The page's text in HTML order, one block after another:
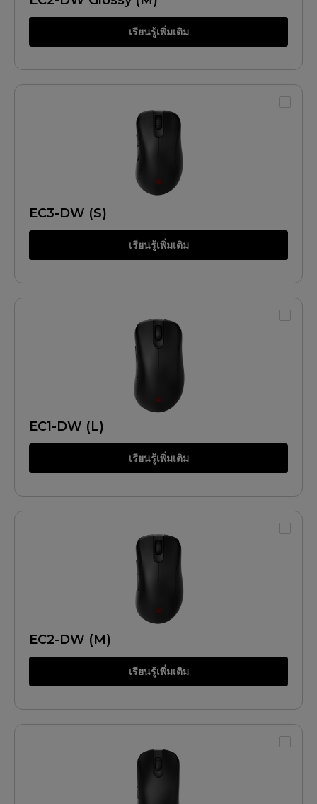
เรียนรู้เพิ่มเติม
EC3-DW (S)
เรียนรู้เพิ่มเติม
EC1-DW (L)
เรียนรู้เพิ่มเติม
EC2-DW (M)
เรียนรู้เพิ่มเติม